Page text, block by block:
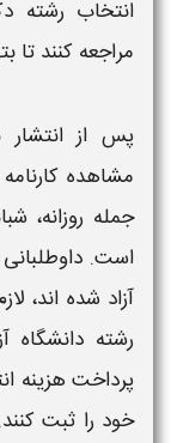
انتخاب رشته
مراجعه کنند تا
پس از انتشار
مشاهده
جمله روزانه،
است.
آزاد شده‌ اند،
رشته دانشگاه
پرداخت هزینه
خود را ثبت